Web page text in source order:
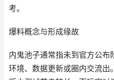
考。
爆料概念与形成缘故
内鬼池子通常指未到官方公
环境、数据更新或圈内交流出